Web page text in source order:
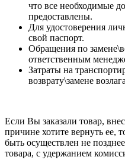
что все необходимые
предоставлены.
Для удостоверения
свой паспорт.
Обращения по
ответственным
Затраты на
возврату\замене
Если Вы заказали товар,
причине хотите вернуть ее,
быть осуществлен не
товара, с удержанием